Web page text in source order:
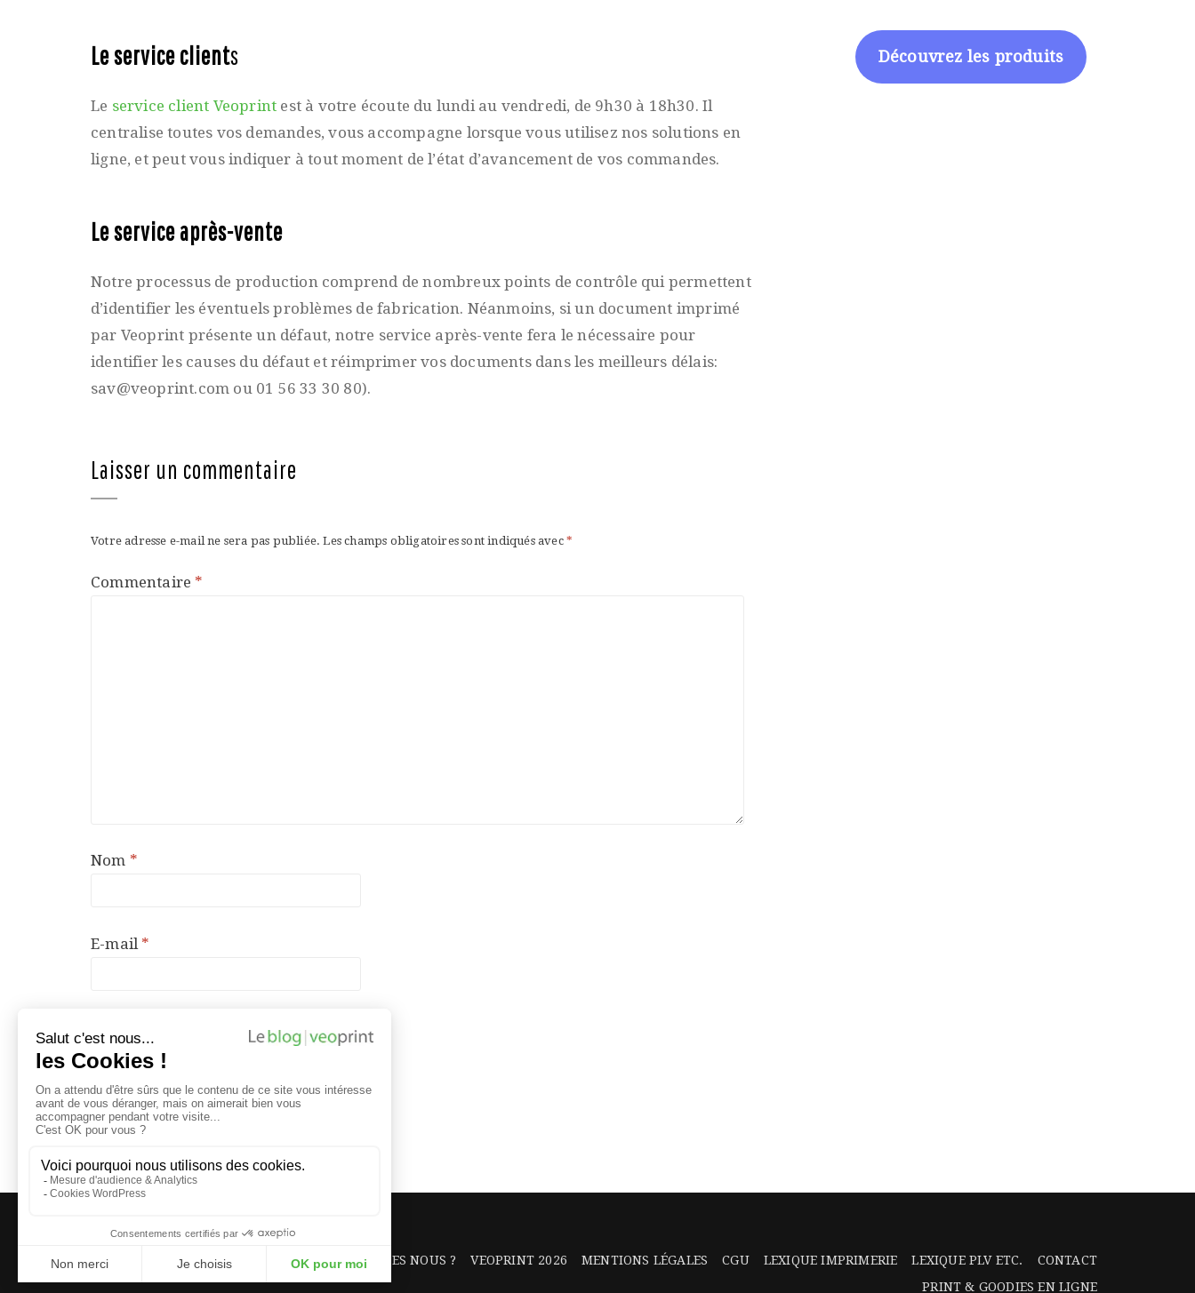
Le service clients
Le service client Veoprint est à votre écoute du lundi au vendredi, de 9h30 à 18h30. Il
centralise toutes vos demandes, vous accompagne lorsque vous utilisez nos solutions en
ligne, et peut vous indiquer à tout moment de l’état d’avancement de vos commandes.
Le service après-vente
Notre processus de production comprend de nombreux points de contrôle qui permettent
d’identifier les éventuels problèmes de fabrication. Néanmoins, si un document imprimé
par Veoprint présente un défaut, notre service après-vente fera le nécessaire pour
identifier les causes du défaut et réimprimer vos documents dans les meilleurs délais:
sav@veoprint.com ou 01 56 33 30 80).
Laisser un commentaire
Votre adresse e-mail ne sera pas publiée. Les champs obligatoires sont indiqués avec*
Commentaire *
Nom *
E-mail *
Découvrez les produits
VEOPRINT : QUI SOMMES NOUS ? VEOPRINT 2026 MENTIONS LÉGALES CGU LEXIQUE IMPRIMERIE LEXIQUE PLV ETC.
CONTACT
PRINT & GOODIES EN LIGNE